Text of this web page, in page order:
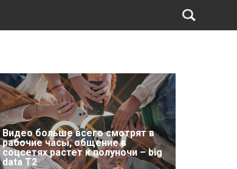
Видео больше всего смотрят в
рабочие часы, общение в
соцсетях растет к полуночи – big
data T2